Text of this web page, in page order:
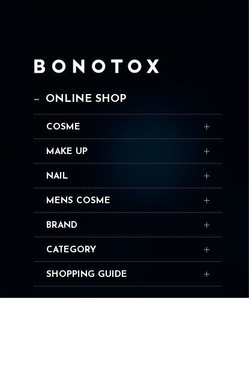
ONLINE SHOP
COSME
MAKE UP
NAIL
MENS COSME
BRAND
CATEGORY
SHOPPING GUIDE